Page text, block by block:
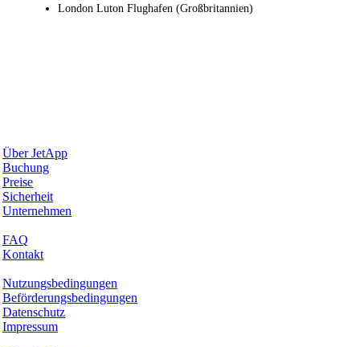
London Luton Flughafen (Großbritannien)
Über JetApp
Buchung
Preise
Sicherheit
Unternehmen
FAQ
Kontakt
Nutzungsbedingungen
Beförderungsbedingungen
Datenschutz
Impressum